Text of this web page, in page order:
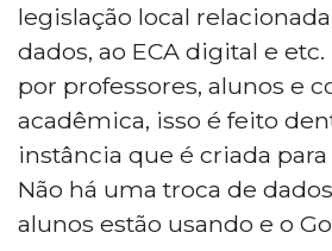
legislação local
dados, ao ECA digital e
por professores, alunos e
acadêmica, isso é feito
instância que é criada
Não há uma troca de
alunos estão usando e o